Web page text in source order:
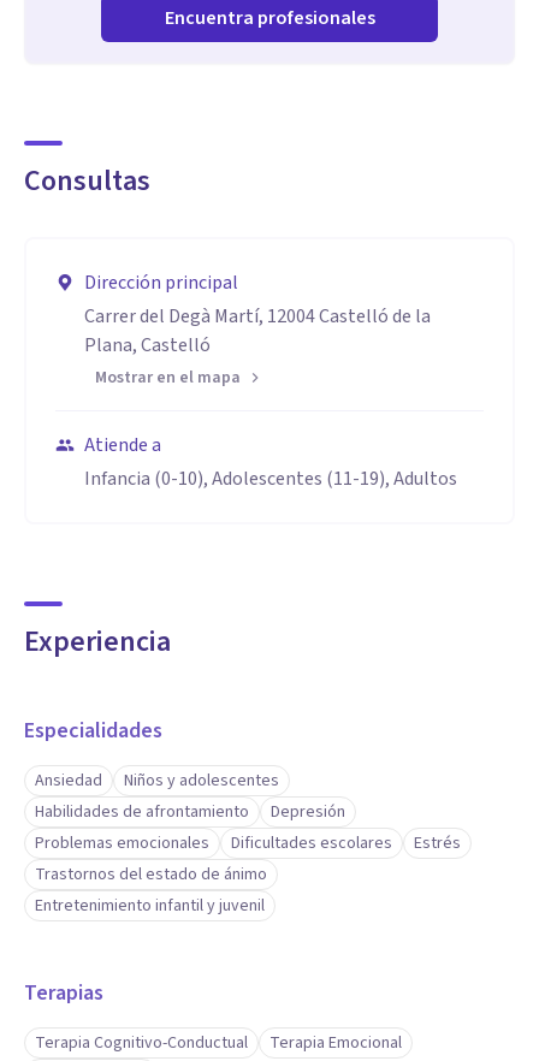
Encuentra profesionales
Consultas
Dirección principal
Carrer del Degà Martí, 12004 Castelló de la
Plana, Castelló
Mostrar en el mapa
Atiende a
Infancia (0-10), Adolescentes (11-19), Adultos
Experiencia
Especialidades
Ansiedad
Niños y adolescentes
Habilidades de afrontamiento
Depresión
Problemas emocionales
Dificultades escolares
Estrés
Trastornos del estado de ánimo
Entretenimiento infantil y juvenil
Terapias
Terapia Cognitivo-Conductual
Terapia Emocional